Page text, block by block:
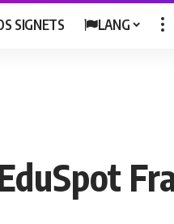
SIGNETS LANG